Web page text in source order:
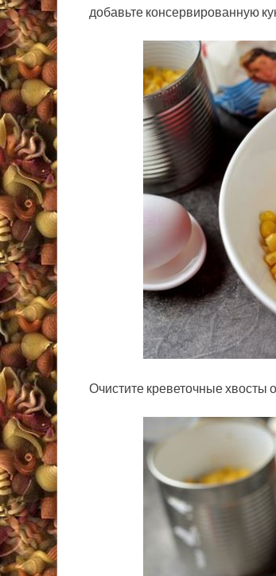
добавьте консервированную
Очистите креветочные хвосты